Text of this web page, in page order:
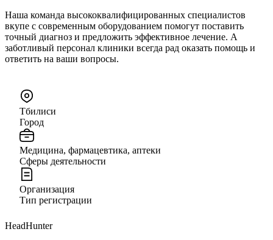
Наша команда высококвалифицированных специалистов
вкупе с современным оборудованием помогут поставить
точный диагноз и предложить эффективное лечение. А
заботливый персонал клиники всегда рад оказать помощь и
ответить на ваши вопросы.
Тбилиси
Город
Медицина, фармацевтика, аптеки
Сферы деятельности
Организация
Тип регистрации
HeadHunter